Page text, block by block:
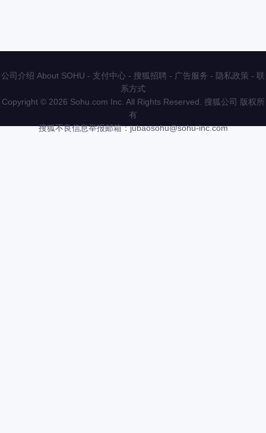
公司介绍 About SOHU - 支付中心 - 搜狐招聘 - 广告服务 - 隐私政策 - 联
系方式
Copyright © 2026 Sohu.com Inc. All Rights Reserved. 搜狐公司 版权所
有
搜狐不良信息举报邮箱：jubaosohu@sohu-inc.com